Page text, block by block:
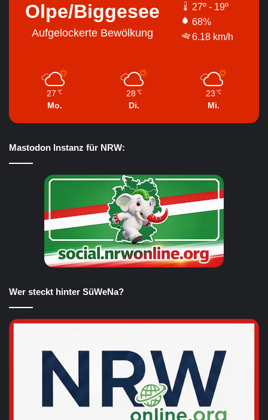
Olpe/Biggesee
Aufgelockerte Bewölkung
27º - 19º
68%
6.18 km/h
27 ℃
Mo.
28 ℃
Di.
23 ℃
Mi.
Mastodon Instanz für NRW:
Wer steckt hinter SüWeNa?